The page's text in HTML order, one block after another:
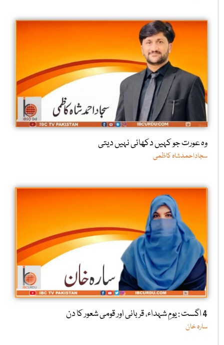
وہ عورت جو کہیں دکھائی نہیں دیتی
سجاداحمدشاہ کاظمی
4 اگست : یومِ شہداء، قربانی اور قومی شعور کا دن
سارہ خان